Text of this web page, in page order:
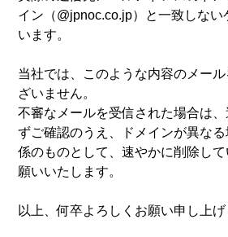
イン（@jpnoc.co.jp）と一致しない
います。
当社では、このような内容のメー
ざいません。
不審なメールを受信された場合は
ずご確認のうえ、ドメインが異な
係のものとして、速やかに削除し
願いいたします。
以上、何卒よろしくお願い申し上げ